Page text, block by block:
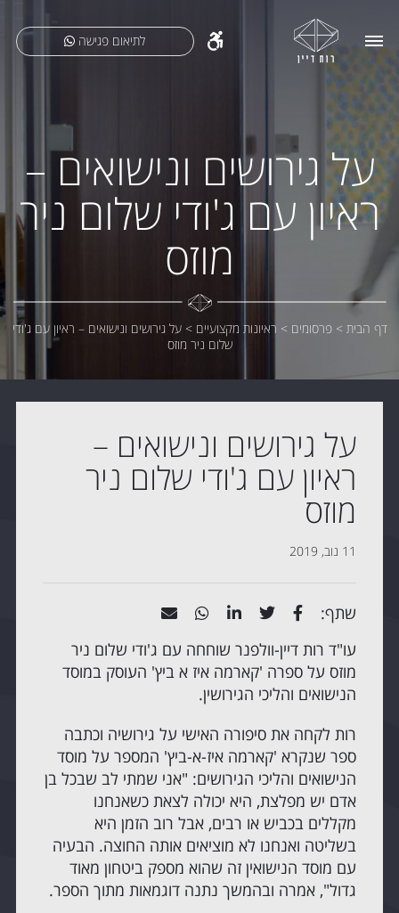
לתיאום פגישה
על גירושים ונישואים –
ראיון עם ג'ודי שלום ניר
מוזס
דף הבית >פרסומים > ראיונות מקצועיים >על גירושים ונישואים – ראיון עם ג'ודי
שלום ניר מוזס
על גירושים ונישואים –
ראיון עם ג'ודי שלום ניר
מוזס
11 נוב, 2019
שתף:
עו"ד רות דיין-וולפנר שוחחה עם ג'ודי שלום ניר
מוזס על ספרה 'קארמה איז א ביץ' העוסק במוסד
הנישואים והליכי הגירושין.
רות לקחה את סיפורה האישי על גירושיה וכתבה
ספר שנקרא 'קארמה איז-א-ביץ' המספר על מוסד
הנישואים והליכי הגירושים: "אני שמתי לב שבכל בן
אדם יש מפלצת, היא יכולה לצאת כשאנחנו
מקללים בכביש או רבים, אבל רוב הזמן היא
בשליטה ואנחנו לא מוציאים אותה החוצה. הבעיה
עם מוסד הנישואין זה שהוא מספק ביטחון מאוד
גדול", אמרה ובהמשך נתנה דוגמאות מתוך הספר.